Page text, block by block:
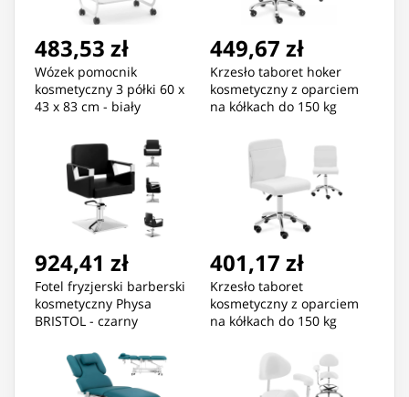
483,53 zł
Wózek pomocnik
kosmetyczny 3 półki 60 x
43 x 83 cm - biały
449,67 zł
Krzesło taboret hoker
kosmetyczny z oparciem
na kółkach do 150 kg
924,41 zł
Fotel fryzjerski barberski
kosmetyczny Physa
BRISTOL - czarny
401,17 zł
Krzesło taboret
kosmetyczny z oparciem
na kółkach do 150 kg